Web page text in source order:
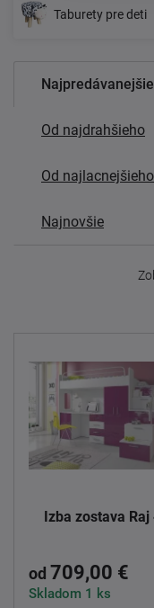
Taburety pre deti
Najpredávanejšie
Od najdrahšieho
Od najlacnejšieho
Najnovšie
Izba zostava Raj
od 709,00 €
Skladom 1 ks